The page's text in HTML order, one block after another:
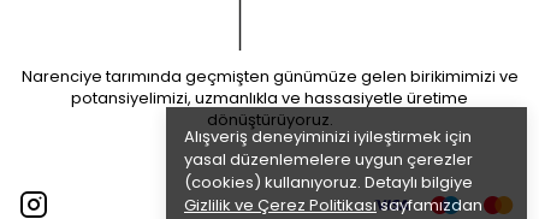
Alışveriş deneyiminizi iyileştirmek için
yasal düzenlemelere uygun çerezler
(cookies) kullanıyoruz. Detaylı bilgiye
Gizlilik ve Çerez Politikasısayfamızdan
Narenciye tarımında geçmişten günümüze gelen birikimimizi ve
potansiyelimizi, uzmanlıkla ve hassasiyetle üretime
dönüştürüyoruz.